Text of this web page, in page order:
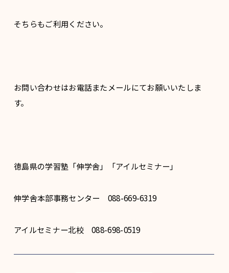
そちらもご利用ください。
お問い合わせはお電話またメールにてお願いいたしま
す。
徳島県の学習塾「伸学舎」「アイルセミナー」
伸学舎本部事務センター 088-669-6319
アイルセミナー北校 088-698-0519